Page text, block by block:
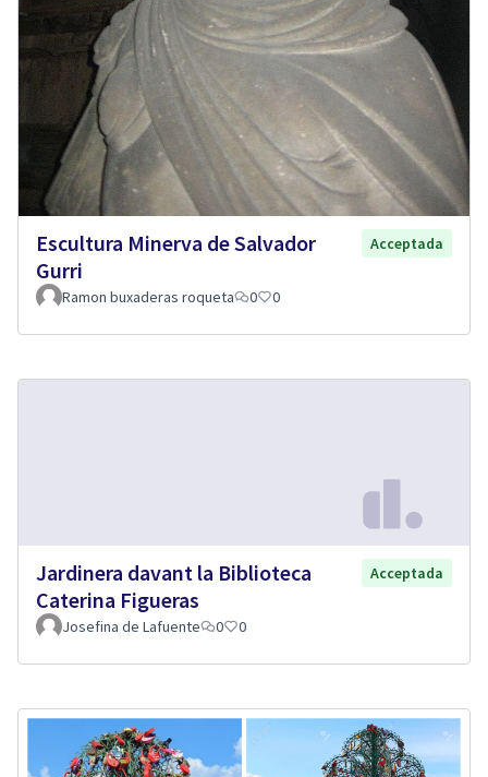
Escultura Minerva de Salvador
Gurri
Acceptada
Ramon buxaderas roqueta 0 0
Jardinera davant la Biblioteca
Caterina Figueras
Acceptada
Josefina de Lafuente 0 0